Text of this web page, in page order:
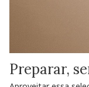
Preparar,